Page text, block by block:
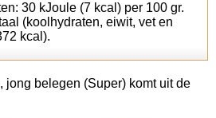
30 kJoule (7 kcal) per 100 gr.
(koolhydraten, eiwit, vet en
kcal).
jong belegen (Super) komt uit de